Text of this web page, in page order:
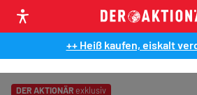
++ Heiß kaufen, eiskalt
DER AKTIONÄR exklusiv